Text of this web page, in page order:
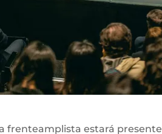
frenteamplista estará